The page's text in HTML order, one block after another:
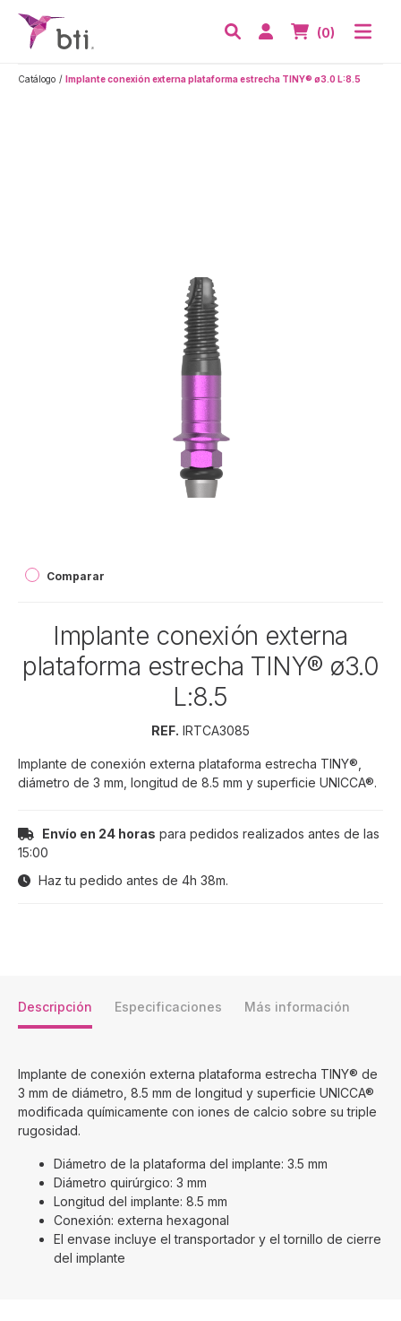
BTI - Human Tecnology
Acceder
Nº de
(0)
Catálogo Implante conexión externa plataforma estrecha TINY® ø3.0 L:8.5
Comparar
Implante conexión externa
plataforma estrecha TINY® ø3.0
L:8.5
REF. IRTCA3085
Implante de conexión externa plataforma estrecha TINY®,
diámetro de 3 mm, longitud de 8.5 mm y superficie UNICCA®.
Envío en 24 horas para pedidos realizados antes de las
15:00
Haz tu pedido antes de 4h 38m.
Descripción Especificaciones Más información
Implante de conexión externa plataforma estrecha TINY® de
3 mm de diámetro, 8.5 mm de longitud y superficie UNICCA®
modificada químicamente con iones de calcio sobre su triple
rugosidad.
Diámetro de la plataforma del implante: 3.5 mm
Diámetro quirúrgico: 3 mm
Longitud del implante: 8.5 mm
Conexión: externa hexagonal
El envase incluye el transportador y el tornillo de cierre
del implante